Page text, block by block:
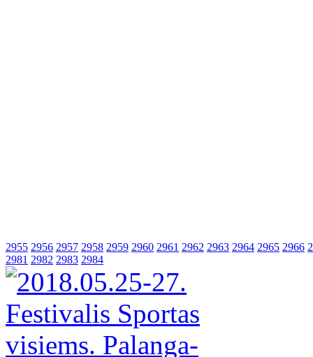
2955 2956 2957 2958 2959 2960 2961 2962 2963 2964 2965 2966
2981 2982 2983 2984